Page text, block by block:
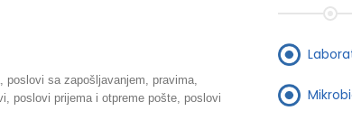
poslovi sa zapošljavanjem, pravima,
poslovi prijema i otpreme pošte, poslovi